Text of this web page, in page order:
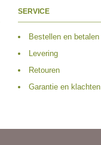
SERVICE
Bestellen en betalen
Levering
Retouren
Garantie en klachten